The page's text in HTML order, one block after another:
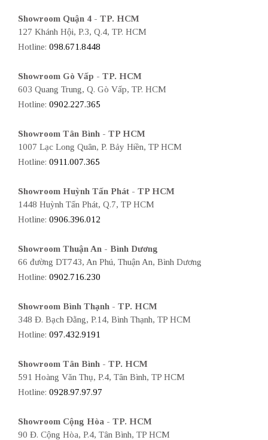
Showroom Quận 4 - TP. HCM
127 Khánh Hội, P.3, Q.4, TP. HCM
Hotline: 098.671.8448
Showroom Gò Vấp - TP. HCM
603 Quang Trung, Q. Gò Vấp, TP. HCM
Hotline: 0902.227.365
Showroom Tân Bình - TP HCM
1007 Lạc Long Quân, P. Bảy Hiền, TP HCM
Hotline: 0911.007.365
Showroom Huỳnh Tấn Phát - TP HCM
1448 Huỳnh Tấn Phát, Q.7, TP HCM
Hotline: 0906.396.012
Showroom Thuận An - Bình Dương
66 đường DT743, An Phú, Thuận An, Bình Dương
Hotline: 0902.716.230
Showroom Bình Thạnh - TP. HCM
348 Đ. Bạch Đằng, P.14, Bình Thạnh, TP HCM
Hotline: 097.432.9191
Showroom Tân Bình - TP. HCM
591 Hoàng Văn Thụ, P.4, Tân Bình, TP HCM
Hotline: 0928.97.97.97
Showroom Cộng Hòa - TP. HCM
90 Đ. Cộng Hòa, P.4, Tân Bình, TP HCM